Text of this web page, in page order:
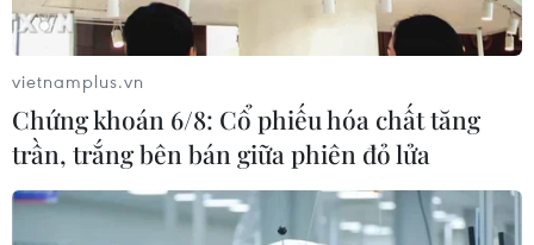
vietnamplus.vn
Chứng khoán 6/8: Cổ phiếu hóa chất tăng
trần, trắng bên bán giữa phiên đỏ lửa